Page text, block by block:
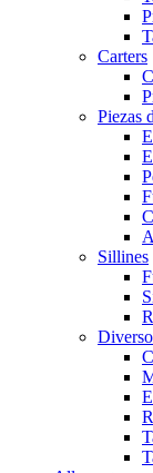
Carters
Piezas
Sillines